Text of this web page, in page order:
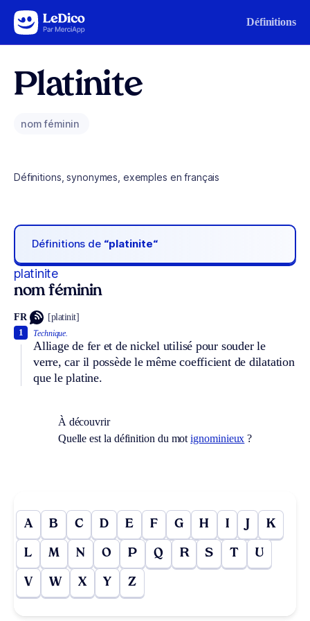
Aller au contenu Définitions
Platinite
nom féminin
Définitions, synonymes, exemples en français
Définitions de “platinite“
platinite
nom féminin
FR [platinit]
Technique.
Alliage de fer et de nickel utilisé pour souder le
verre, car il possède le même coefficient de dilatation
que le platine.
1
À découvrir
Quelle est la définition du motignominieux ?
A B C D E F G H I J K
L M N O P Q R S T U
V W X Y Z